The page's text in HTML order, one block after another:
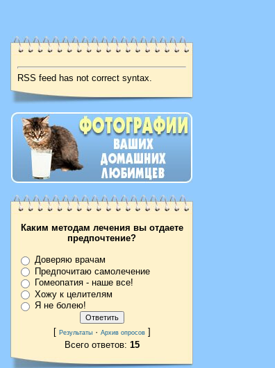
RSS feed has not correct syntax.
Каким методам лечения вы отдаете
предпочтение?
Доверяю врачам
Предпочитаю самолечение
Гомеопатия - наше все!
Хожу к целителям
Я не болею!
[ Результаты· Архив опросов]
Всего ответов: 15